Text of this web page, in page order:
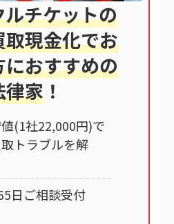
チケットの
現金化でお
おすすめの
律家 ！
(1社22,000円)で
トラブルを解
日ご相談受付